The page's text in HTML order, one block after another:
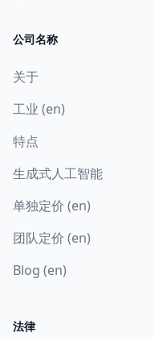
公司名称
关于
工业 (en)
特点
生成式人工智能
单独定价 (en)
团队定价 (en)
Blog (en)
法律